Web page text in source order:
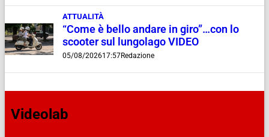
ATTUALITÀ
“Come è bello andare in giro”…con lo
scooter sul lungolago VIDEO
05/08/202617:57Redazione
Videolab